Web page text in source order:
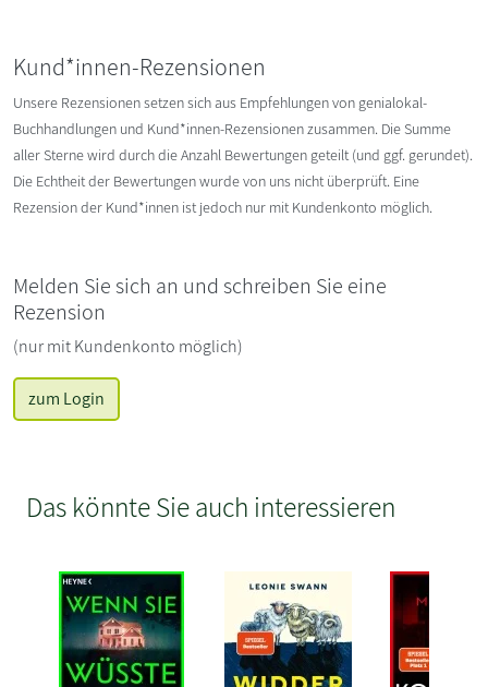
Kund*innen-Rezensionen
Unsere Rezensionen setzen sich aus Empfehlungen von genialokal-
Buchhandlungen und Kund*innen-Rezensionen zusammen. Die Summe
aller Sterne wird durch die Anzahl Bewertungen geteilt (und ggf. gerundet).
Die Echtheit der Bewertungen wurde von uns nicht überprüft. Eine
Rezension der Kund*innen ist jedoch nur mit Kundenkonto möglich.
Melden Sie sich an und schreiben Sie eine
Rezension
(nur mit Kundenkonto möglich)
zum Login
Das könnte Sie auch interessieren